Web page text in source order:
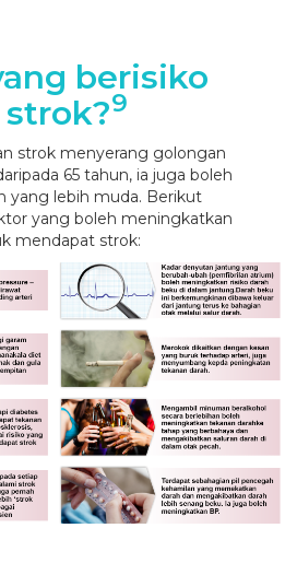
berisiko
9
strok menyerang golongan
65 tahun, ia juga boleh
yang lebih muda. Berikut
yang boleh meningkatkan
mendapat strok: